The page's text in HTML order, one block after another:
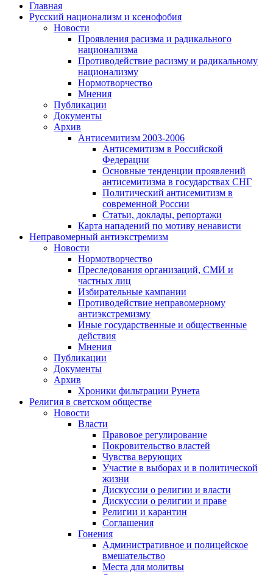
Главная
Русский национализм и ксенофобия
Новости
Проявления расизма и радикального
национализма
Противодействие расизму и радикальному
национализму
Нормотворчество
Мнения
Публикации
Документы
Архив
Антисемитизм 2003-2006
Антисемитизм в Российской
Федерации
Основные тенденции проявлений
антисемитизма в государствах СНГ
Политический антисемитизм в
современной России
Статьи, доклады, репортажи
Карта нападений по мотиву ненависти
Неправомерный антиэкстремизм
Новости
Нормотворчество
Преследования организаций, СМИ и
частных лиц
Избирательные кампании
Противодействие неправомерному
антиэкстремизму
Иные государственные и общественные
действия
Мнения
Публикации
Документы
Архив
Хроники фильтрации Рунета
Религия в светском обществе
Новости
Власти
Правовое регулирование
Покровительство властей
Чувства верующих
Участие в выборах и в политической
жизни
Дискуссии о религии и власти
Дискуссии о религии и праве
Религии и карантин
Соглашения
Гонения
Административное и полицейское
вмешательство
Места для молитвы